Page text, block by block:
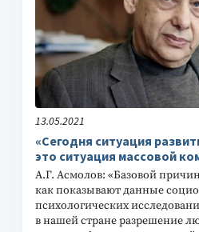
13.05.2021
«Сегодня ситуация
это ситуация массовой
А.Г. Асмолов: «Базовой
как показывают данные
психологических
в нашей стране разрешение